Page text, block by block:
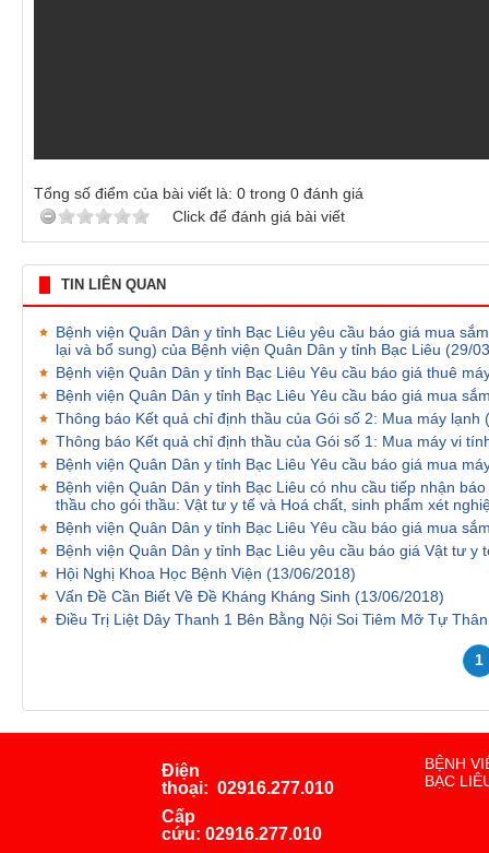
Tổng số điểm của bài viết là: 0 trong 0 đánh giá
Click để đánh giá bài viết
TIN LIÊN QUAN
Bệnh viện Quân Dân y tỉnh Bạc Liêu yêu cầu báo giá mua
lại và bổ sung) của Bệnh viện Quân Dân y tỉnh Bạc Liêu (29/
Bệnh viện Quân Dân y tỉnh Bạc Liêu Yêu cầu báo giá thuê
Bệnh viện Quân Dân y tỉnh Bạc Liêu Yêu cầu báo giá mua
Thông báo Kết quả chỉ định thầu của Gói số 2: Mua máy lạnh
Thông báo Kết quả chỉ định thầu của Gói số 1: Mua máy vi
Bệnh viện Quân Dân y tỉnh Bạc Liêu Yêu cầu báo giá mua
Bệnh viện Quân Dân y tỉnh Bạc Liêu có nhu cầu tiếp nhận
thầu cho gói thầu: Vật tư y tế và Hoá chất, sinh phẩm xét
Bệnh viện Quân Dân y tỉnh Bạc Liêu Yêu cầu báo giá mua
Bệnh viện Quân Dân y tỉnh Bạc Liêu yêu cầu báo giá Vật tư y
Hội Nghị Khoa Học Bệnh Viện (13/06/2018)
Vấn Đề Cần Biết Về Đề Kháng Kháng Sinh (13/06/2018)
Điều Trị Liệt Dây Thanh 1 Bên Bằng Nội Soi Tiêm Mỡ Tự
1
Điện
thoại: 02916.277.010
Cấp
cứu: 02916.277.010
BỆNH
BẠC